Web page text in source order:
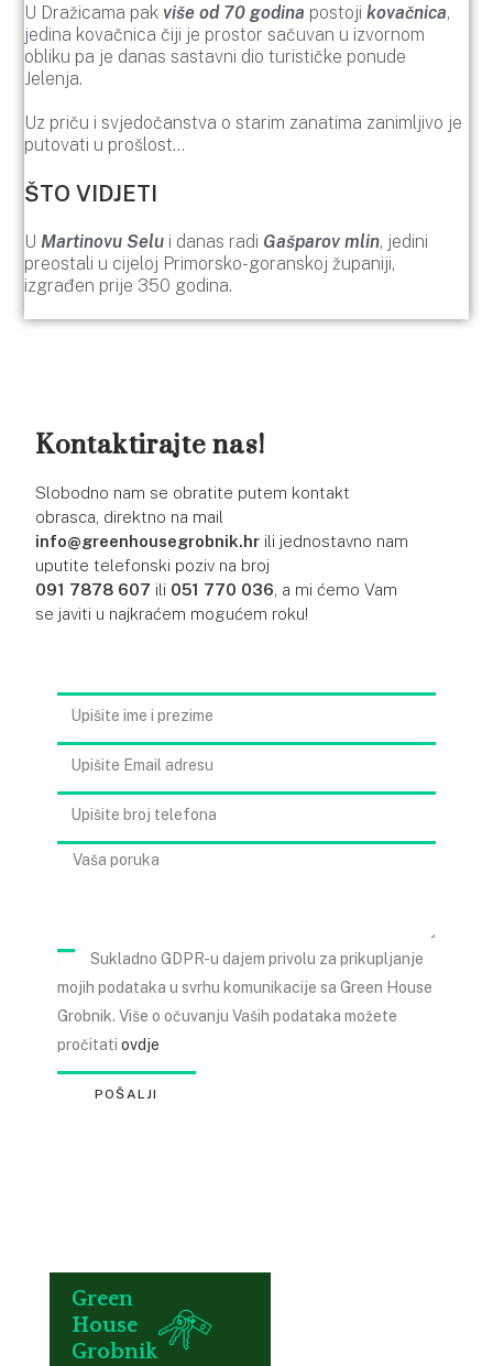
U Dražicama pak više od 70 godina postojikovačnica,
jedina kovačnica čiji je prostor sačuvan u izvornom
obliku pa je danas sastavni dio turističke ponude
Jelenja.
Uz priču i svjedočanstva o starim zanatima zanimljivo je
putovati u prošlost…
ŠTO VIDJETI
U Martinovu Selu i danas radi Gašparov mlin, jedini
preostali u cijeloj Primorsko-goranskoj županiji,
izgrađen prije 350 godina.
Kontaktirajte nas!
Slobodno nam se obratite putem kontakt
obrasca, direktno na mail
info@greenhousegrobnik.hr ili jednostavno nam
uputite telefonski poziv na broj
091 7878 607 ili 051 770 036, a mi ćemo Vam
se javiti u najkraćem mogućem roku!
Sukladno GDPR-u dajem privolu za prikupljanje
mojih podataka u svrhu komunikacije sa Green House
Grobnik. Više o očuvanju Vaših podataka možete
pročitati ovdje
POŠALJI
Green
House
Grobnik